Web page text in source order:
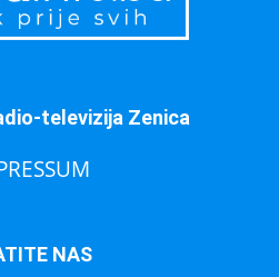
televizija Zenica
NAS